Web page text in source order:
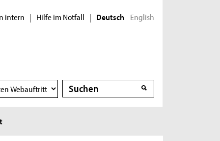
intern | Hilfe im Notfall | Deutsch English
Suche
Suche